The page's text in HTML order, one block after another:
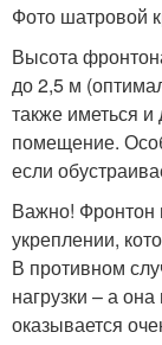
Фото шатровой
Высота
до 2,5 м
также иметься
помещение.
если
Важно! Фронтон
укреплении,
В противном
нагрузки – а
оказывается